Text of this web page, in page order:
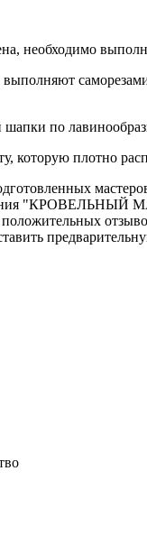
необходимо
по
которую плотно
"КРОВЕЛЬНЫЙ